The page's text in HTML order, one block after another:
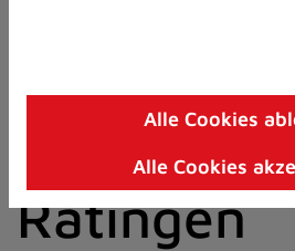
8)
I)
der Stadt
Ratingen
Alle Cookies
Alle Cookies